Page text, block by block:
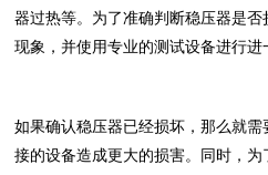
器过热等。为了准确判断稳压器是
现象，并使用专业的测试设备进行进
如果确认稳压器已经损坏，那么就
接的设备造成更大的损害。同时，